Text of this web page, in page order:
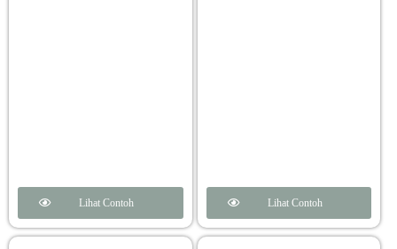
Lihat Contoh Lihat Contoh